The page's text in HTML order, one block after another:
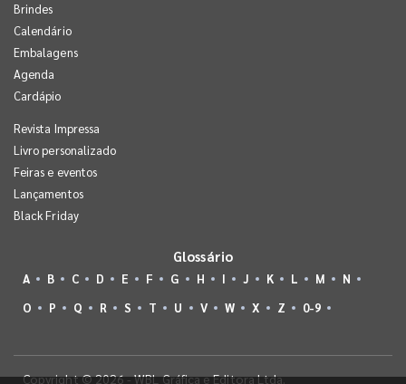
Brindes
Calendário
Embalagens
Agenda
Cardápio
Revista Impressa
Livro personalizado
Feiras e eventos
Lançamentos
Black Friday
Glossário
A B C D E F G H I J K L M
N
O
P Q R S T U V W X Z 0-9
Copyright © 2026 - WBL Gráfica e Editora Ltda.